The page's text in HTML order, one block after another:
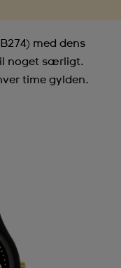
med dens
noget særligt.
time gylden.